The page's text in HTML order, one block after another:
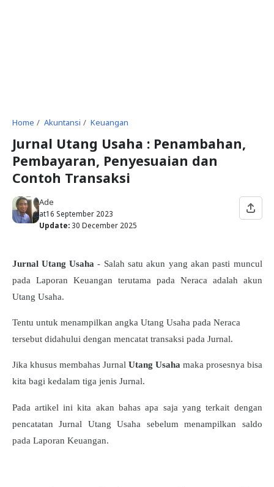
Home Akuntansi Keuangan
Jurnal Utang Usaha : Penambahan,
Pembayaran, Penyesuaian dan
Contoh Transaksi
Ade
at16 September 2023
Update: 30 December 2025
Jurnal Utang Usaha - Salah satu akun yang akan pasti muncul
pada Laporan Keuangan terutama pada Neraca adalah akun
Utang Usaha.
Tentu untuk menampilkan angka Utang Usaha pada Neraca
tersebut didahului dengan mencatat transaksi pada Jurnal.
Jika khusus membahas Jurnal Utang Usaha maka prosesnya bisa
kita bagi kedalam tiga jenis Jurnal.
Pada artikel ini kita akan bahas apa saja yang terkait dengan
pencatatan Jurnal Utang Usaha sebelum menampilkan saldo
pada Laporan Keuangan.